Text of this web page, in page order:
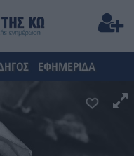
ΕΦΗΜΕΡΙΔΑ